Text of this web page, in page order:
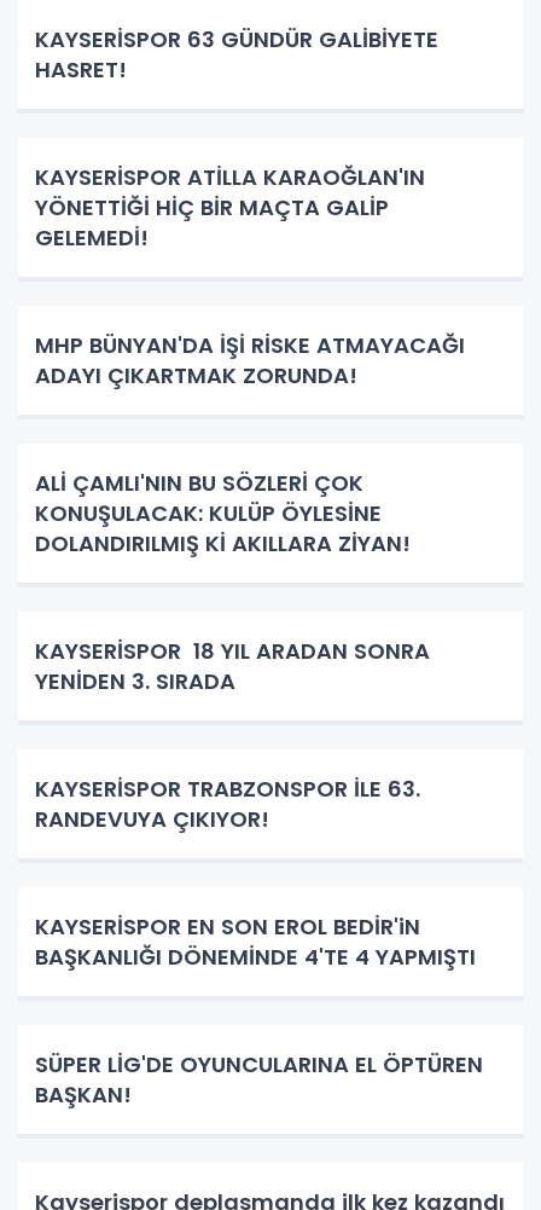
KAYSERİSPOR 63 GÜNDÜR GALİBİYETE
HASRET!
KAYSERİSPOR ATİLLA KARAOĞLAN'IN
YÖNETTİĞİ HİÇ BİR MAÇTA GALİP
GELEMEDİ!
MHP BÜNYAN'DA İŞİ RİSKE ATMAYACAĞI
ADAYI ÇIKARTMAK ZORUNDA!
ALİ ÇAMLI'NIN BU SÖZLERİ ÇOK
KONUŞULACAK: KULÜP ÖYLESİNE
DOLANDIRILMIŞ Kİ AKILLARA ZİYAN!
KAYSERİSPOR 18 YIL ARADAN SONRA
YENİDEN 3. SIRADA
KAYSERİSPOR TRABZONSPOR İLE 63.
RANDEVUYA ÇIKIYOR!
KAYSERİSPOR EN SON EROL BEDİR'iN
BAŞKANLIĞI DÖNEMİNDE 4'TE 4 YAPMIŞTI
SÜPER LİG'DE OYUNCULARINA EL ÖPTÜREN
BAŞKAN!
Kayserispor deplasmanda ilk kez kazandı